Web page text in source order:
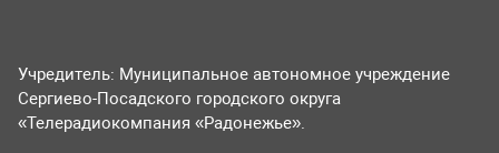
Учредитель: Муниципальное автономное учреждение
Сергиево-Посадского городского округа
«Телерадиокомпания «Радонежье».